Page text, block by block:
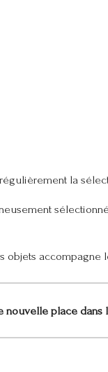
la
accompagne
nouvelle place dans